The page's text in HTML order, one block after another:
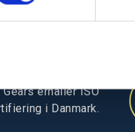
Gears erhåller ISO
i Danmark.